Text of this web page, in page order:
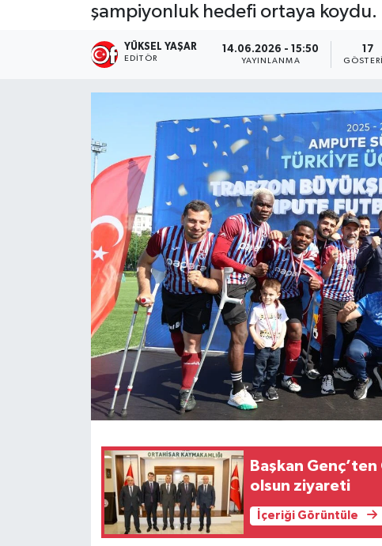
şampiyonluk hedefi ortaya koydu.
YÜKSEL YAŞAR
EDITÖR
14.06.2026 - 15:50
YAYINLANMA
17
Başkan Genç’ten
olsun ziyareti
İçeriği Görüntüle
Haber Arşivi